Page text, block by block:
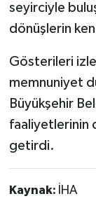
seyirciyle
dönüşlerin
Gösterileri
memnuniyet
Büyükşehir
faaliyetlerinin
getirdi.
Kaynak: İHA